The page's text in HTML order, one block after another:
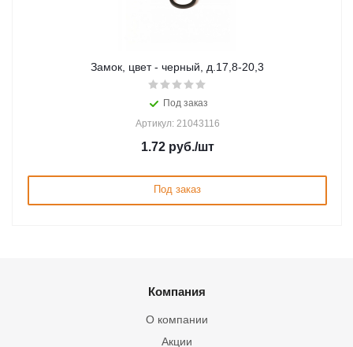
Замок, цвет - черный, д.17,8-20,3
Под заказ
Артикул: 21043116
1.72руб./шт
Под заказ
Компания
О компании
Акции